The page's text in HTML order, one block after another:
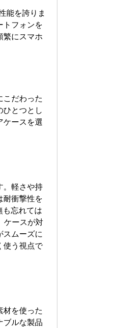
能を誇りま
トフォンを
繁にスマホ
こだわった
ひとつとし
ケースを選
。軽さや持
耐衝撃性を
も忘れては
ケースが対
スムーズに
使う視点で
材を使った
ブルな製品